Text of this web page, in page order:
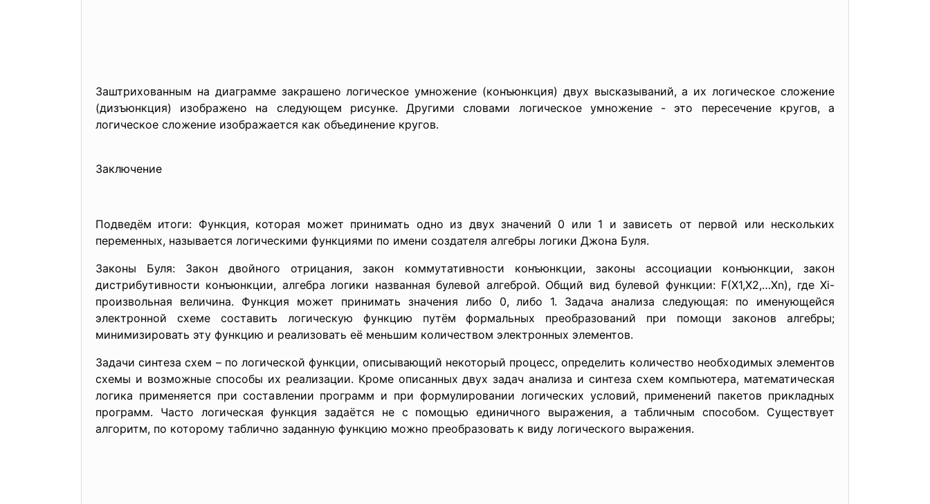
Заштрихованным на диаграмме закрашено логическое умножение (конъюнкция) двух высказываний, а их логическое сложение
(дизъюнкция) изображено на следующем рисунке. Другими словами логическое умножение - это пересечение кругов, а
логическое сложение изображается как объединение кругов.
Заключение
Подведём итоги: Функция, которая может принимать одно из двух значений 0 или 1 и зависеть от первой или нескольких
переменных, называется логическими функциями по имени создателя алгебры логики Джона Буля.
Законы Буля: Закон двойного отрицания, закон коммутативности конъюнкции, законы ассоциации конъюнкции, закон
дистрибутивности конъюнкции, алгебра логики названная булевой алгеброй. Общий вид булевой функции: F(Х1,Х2,…Xn), где Хi-
произвольная величина. Функция может принимать значения либо 0, либо 1. Задача анализа следующая: по именующейся
электронной схеме составить логическую функцию путём формальных преобразований при помощи законов алгебры;
минимизировать эту функцию и реализовать её меньшим количеством электронных элементов.
Задачи синтеза схем – по логической функции, описывающий некоторый процесс, определить количество необходимых элементов
схемы и возможные способы их реализации. Кроме описанных двух задач анализа и синтеза схем компьютера, математическая
логика применяется при составлении программ и при формулировании логических условий, применений пакетов прикладных
программ. Часто логическая функция задаётся не с помощью единичного выражения, а табличным способом. Существует
алгоритм, по которому таблично заданную функцию можно преобразовать к виду логического выражения.